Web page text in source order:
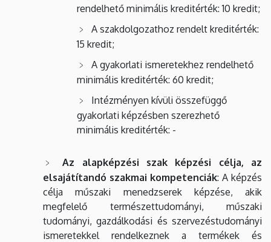
rendelhető minimális kreditérték: 10 kredit;
A szakdolgozathoz rendelt kreditérték:
15 kredit;
A gyakorlati ismeretekhez rendelhető
minimális kreditérték: 60 kredit;
Intézményen kívüli összefüggő
gyakorlati képzésben szerezhető
minimális kreditérték: -
Az alapképzési szak képzési célja, az
elsajátítandó szakmai kompetenciák: A képzés
célja műszaki menedzserek képzése, akik
megfelelő természettudományi, műszaki
tudományi, gazdálkodási és szervezéstudományi
ismeretekkel rendelkeznek a termékek és